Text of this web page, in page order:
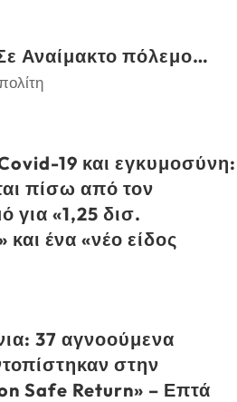
Αναίμακτο πόλεμο…
19 και εγκυμοσύνη:
πίσω από τον
για «1,25 δισ.
και ένα «νέο είδος
37 αγνοούμενα
στην
Safe Return» – Επτά